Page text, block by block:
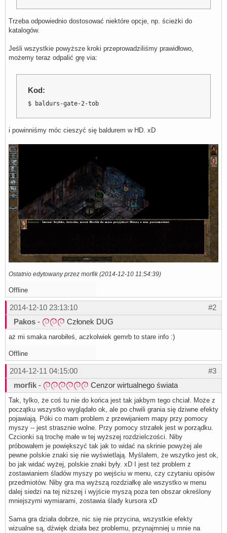
GUIEnhancements = 15
CachePath=~/.cache/baldurs-gate-2-tob/
SavePath=~/.local/share/baldurs-gate-2-tob/
SkipIntroVideos=1
CaseSensitive=1
DrawFPS=0
Trzeba odpowiednio dostosować niektóre opcje, np. ścieżki do
katalogów.
Jeśli wszystkie powyższe kroki przeprowadziliśmy prawidłowo,
możemy teraz odpalić grę via:
Kod:
$ baldurs-gate-2-tob
i powinniśmy móc cieszyć się baldurem w HD. xD
Ostatnio edytowany przez morfik (2014-12-10 11:54:39)
Offline
#2
2014-12-10 23:13:10
Pakos - Członek DUG
aż mi smaka narobiłeś, aczkolwiek gemrb to stare info :)
Offline
#3
2014-12-11 04:15:00
morfik - Cenzor wirtualnego świata
Tak, tylko, że coś tu nie do końca jest tak jakbym tego chciał. Może z
początku wszystko wyglądało ok, ale po chwili grania się dziwne efekty
pojawiają. Póki co mam problem z przewijaniem mapy przy pomocy
myszy -- jest strasznie wolne. Przy pomocy strzałek jest w porządku.
Czcionki są trochę małe w tej wyższej rozdzielczości. Niby
próbowałem je powiększyć tak jak to widać na skrinie powyżej ale
pewne polskie znaki się nie wyświetlają. Myślałem, że wszytko jest ok,
bo jak widać wyżej, polskie znaki były. xD I jest też problem z
zostawianiem śladów myszy po wejściu w menu, czy czytaniu opisów
przedmiotów. Niby gra ma wyższą rozdziałkę ale wszystko w menu
dalej siedzi na tej niższej i wyjście myszą poza ten obszar określony
mniejszymi wymiarami, zostawia ślady kursora xD
Sama gra działa dobrze, nic się nie przycina, wszystkie efekty
wizualne są, dźwięk działa bez problemu, przynajmniej u mnie na